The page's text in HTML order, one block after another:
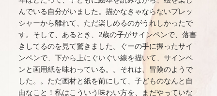
んでいる自分がいました。描かなきゃならないプレッ
シャーから離れて、ただ楽しめるのがうれしかったで
す。そして、あるとき、2歳の子がサインペンで、落書
きしてるのを見て驚きました。ぐーの手に握ったサイ
ンペンで、下から上にぐいぐい線を描いて、サインペ
ンと画用紙を味わっている。。それは、冒険のようで
した。。ただ画材と紙を前にして、子どものなんと自
由なこと！私はこういう味わい方を、まだやっていな